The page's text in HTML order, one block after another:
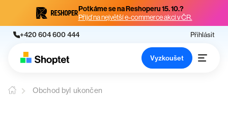
Potkáme se na Reshoperu 15. 10.?
Přijď na největší e-commerce akci v ČR.
+420 604 600 444 Přihlásit
Vyzkoušet
Obchod byl ukončen